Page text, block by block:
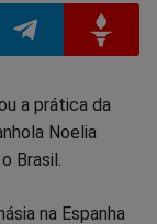
no
Gettr
a prática da
Noelia
Brasil.
na Espanha